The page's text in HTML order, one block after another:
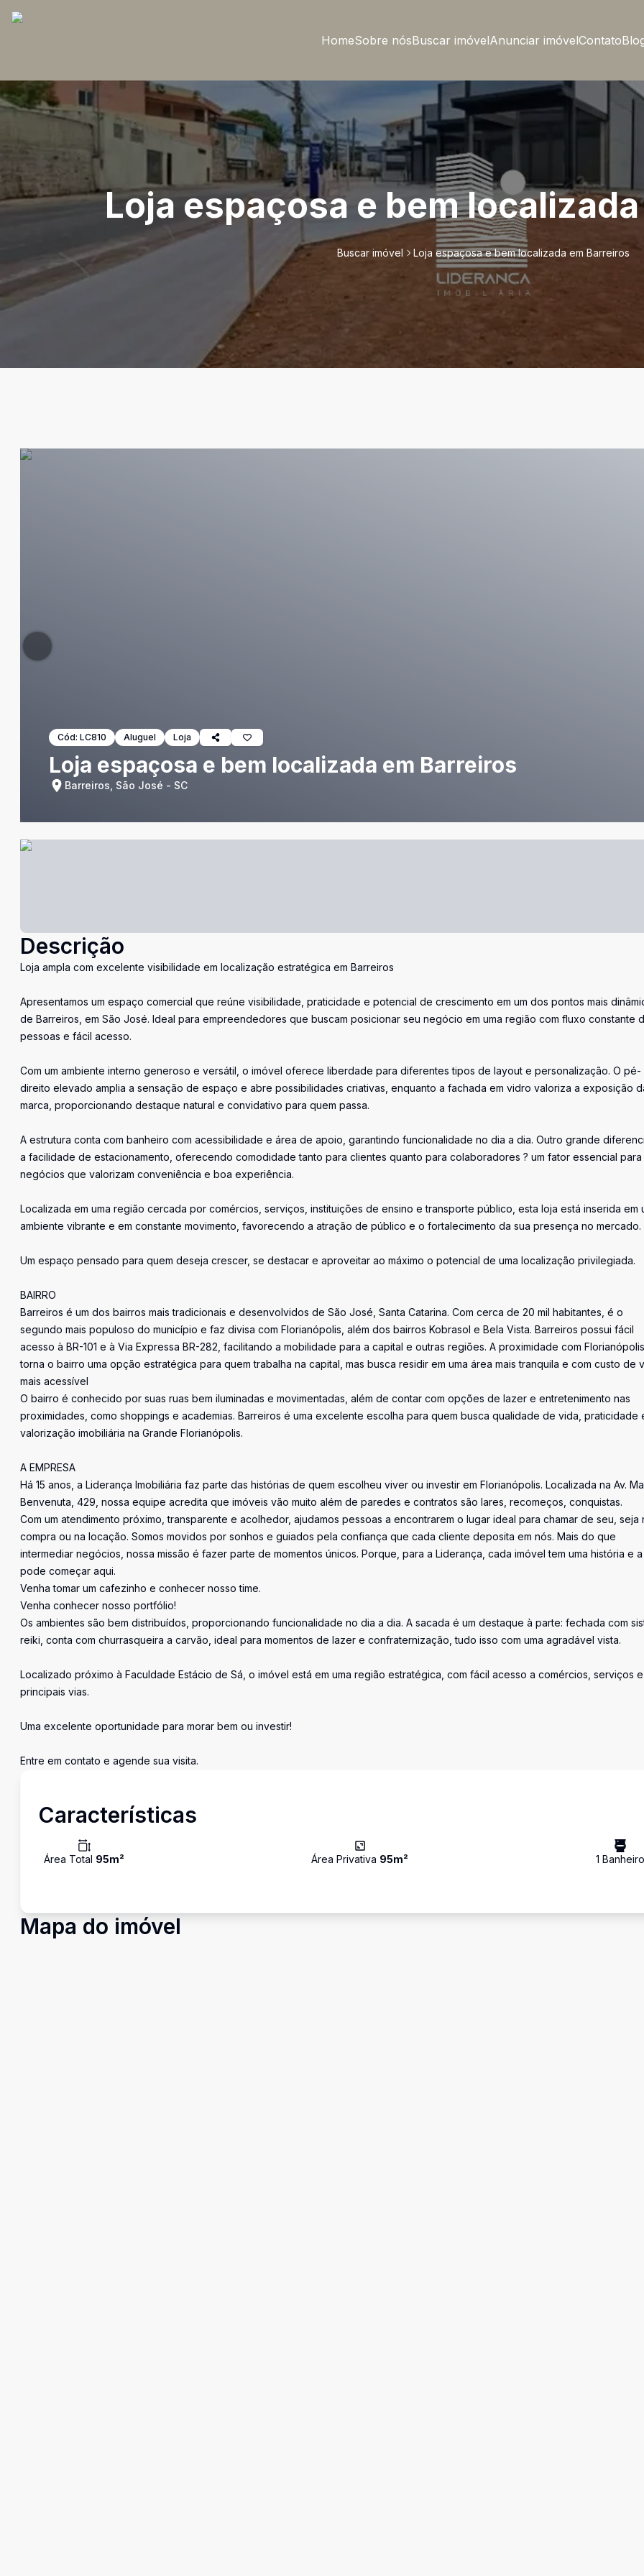
HomeSobre nósBuscar imóvelAnunciar imóvelContato
Loja espaçosa e bem
Buscar imóvel Loja espaçosa e bem localizada em Barreiros
Cód: LC810 Aluguel Loja
Loja espaçosa e bem localizada em Barreiros
Barreiros, São José - SC
Descrição
Loja ampla com excelente visibilidade em localização estratégica em Barreiros
Apresentamos um espaço comercial que reúne visibilidade, praticidade e potencial de crescimento em um dos pontos mais
de Barreiros, em São José. Ideal para empreendedores que buscam posicionar seu negócio em uma região com fluxo constante
pessoas e fácil acesso.
Com um ambiente interno generoso e versátil, o imóvel oferece liberdade para diferentes tipos de layout e personalização. O pé-
direito elevado amplia a sensação de espaço e abre possibilidades criativas, enquanto a fachada em vidro valoriza a exposição
marca, proporcionando destaque natural e convidativo para quem passa.
A estrutura conta com banheiro com acessibilidade e área de apoio, garantindo funcionalidade no dia a dia. Outro grande
a facilidade de estacionamento, oferecendo comodidade tanto para clientes quanto para colaboradores ? um fator essencial para
negócios que valorizam conveniência e boa experiência.
Localizada em uma região cercada por comércios, serviços, instituições de ensino e transporte público, esta loja está inserida em
ambiente vibrante e em constante movimento, favorecendo a atração de público e o fortalecimento da sua presença no mercado.
Um espaço pensado para quem deseja crescer, se destacar e aproveitar ao máximo o potencial de uma localização privilegiada.
BAIRRO
Barreiros é um dos bairros mais tradicionais e desenvolvidos de São José, Santa Catarina. Com cerca de 20 mil habitantes, é o
segundo mais populoso do município e faz divisa com Florianópolis, além dos bairros Kobrasol e Bela Vista. Barreiros possui fácil
acesso à BR-101 e à Via Expressa BR-282, facilitando a mobilidade para a capital e outras regiões. A proximidade com Florianópolis
torna o bairro uma opção estratégica para quem trabalha na capital, mas busca residir em uma área mais tranquila e com custo de
mais acessível
O bairro é conhecido por suas ruas bem iluminadas e movimentadas, além de contar com opções de lazer e entretenimento nas
proximidades, como shoppings e academias. Barreiros é uma excelente escolha para quem busca qualidade de vida, praticidade
valorização imobiliária na Grande Florianópolis.
A EMPRESA
Há 15 anos, a Liderança Imobiliária faz parte das histórias de quem escolheu viver ou investir em Florianópolis. Localizada na Av.
Benvenuta, 429, nossa equipe acredita que imóveis vão muito além de paredes e contratos são lares, recomeços, conquistas.
Com um atendimento próximo, transparente e acolhedor, ajudamos pessoas a encontrarem o lugar ideal para chamar de seu, seja
compra ou na locação. Somos movidos por sonhos e guiados pela confiança que cada cliente deposita em nós. Mais do que
intermediar negócios, nossa missão é fazer parte de momentos únicos. Porque, para a Liderança, cada imóvel tem uma história e a
pode começar aqui.
Venha tomar um cafezinho e conhecer nosso time.
Venha conhecer nosso portfólio!
Os ambientes são bem distribuídos, proporcionando funcionalidade no dia a dia. A sacada é um destaque à parte: fechada com
reiki, conta com churrasqueira a carvão, ideal para momentos de lazer e confraternização, tudo isso com uma agradável vista.
Localizado próximo à Faculdade Estácio de Sá, o imóvel está em uma região estratégica, com fácil acesso a comércios, serviços e
principais vias.
Uma excelente oportunidade para morar bem ou investir!
Entre em contato e agende sua visita.
Características
Área Total 95m² Área Privativa 95m² 1 Banheiro
Mapa do imóvel